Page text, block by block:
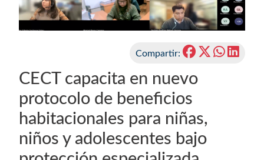
Compartir:
CECT capacita en nuevo
protocolo de beneficios
habitacionales para niñas,
niños y adolescentes bajo